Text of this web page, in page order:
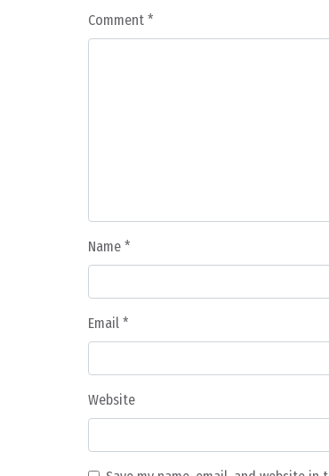
Comment *
Name *
Email *
Website